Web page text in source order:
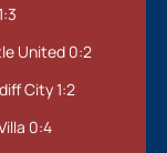
United 0:2
City 1:2
0:4